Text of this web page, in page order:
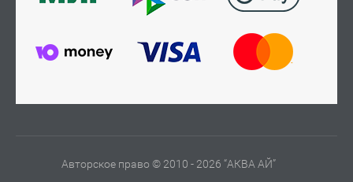
Авторское право © 2010 - 2026 “АКВА АЙ”